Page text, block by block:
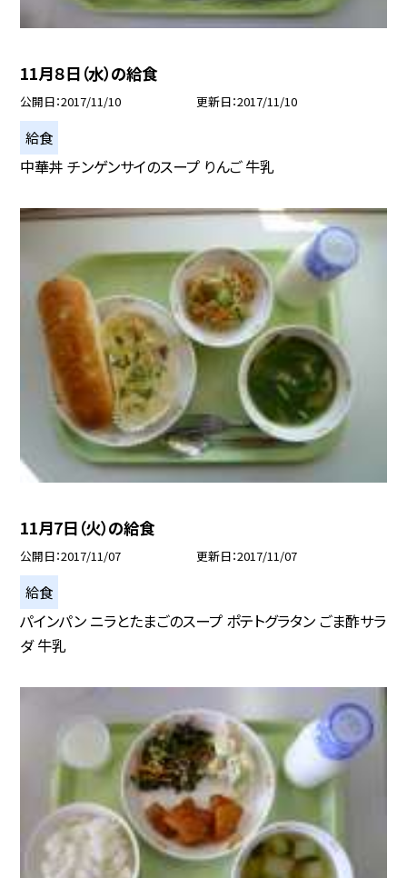
11月８日（水）の給食
公開日 2017/11/10 更新日 2017/11/10
給食
中華丼 チンゲンサイのスープ りんご 牛乳
11月7日（火）の給食
公開日 2017/11/07 更新日 2017/11/07
給食
パインパン ニラとたまごのスープ ポテトグラタン ごま酢サラ
ダ 牛乳